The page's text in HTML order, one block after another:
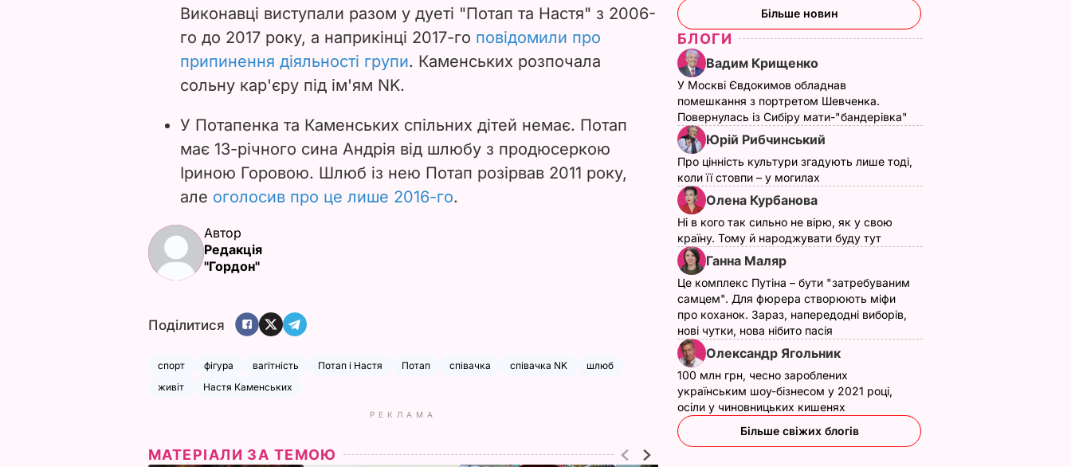
Виконавці виступали разом у дуеті "Потап та Настя" з 2006-
го до 2017 року, а наприкінці 2017-го повідомили про
припинення діяльності групи. Каменських розпочала
сольну кар'єру під ім'ям NK.
У Потапенка та Каменських спільних дітей немає. Потап
має 13-річного сина Андрія від шлюбу з продюсеркою
Іриною Горовою. Шлюб із нею Потап розірвав 2011 року,
але оголосив про це лише 2016-го.
Автор
Редакція
"Гордон"
Поділитися
спорт фігура вагітність Потап і Настя Потап співачка співачка NK
шлюб
живіт
Настя Каменських
РЕКЛАМА
МАТЕРІАЛИ ЗА ТЕМОЮ
Більше новин
БЛОГИ
Вадим Крищенко
У Москві Євдокимов обладнав
помешкання з портретом Шевченка.
Повернулась із Сибіру мати-"бандерівка"
Юрій Рибчинський
Про цінність культури згадують лише тоді,
коли її стовпи – у могилах
Олена Курбанова
Ні в кого так сильно не вірю, як у свою
країну. Тому й народжувати буду тут
Ганна Маляр
Це комплекс Путіна – бути "затребуваним
самцем". Для фюрера створюють міфи
про коханок. Зараз, напередодні виборів,
нові чутки, нова нібито пасія
Олександр Ягольник
100 млн грн, чесно зароблених
українським шоу-бізнесом у 2021 році,
осіли у чиновницьких кишенях
Більше свіжих блогів